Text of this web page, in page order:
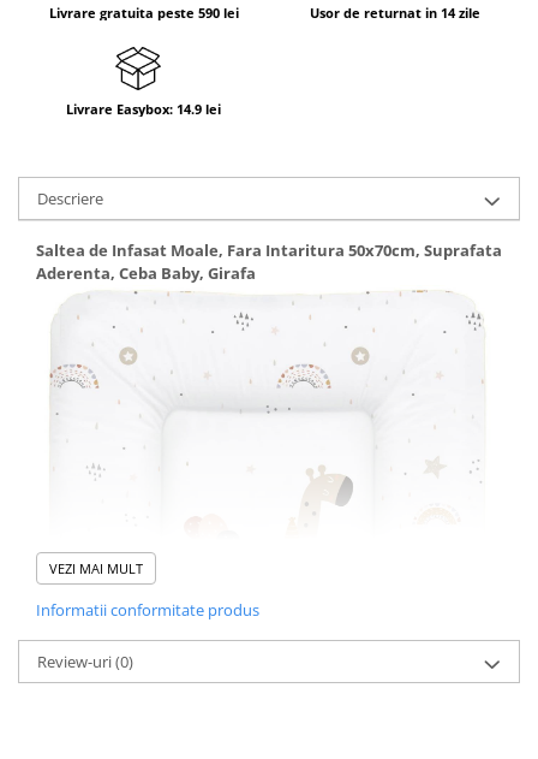
Livrare gratuita peste 590 lei Usor de returnat in 14 zile
Livrare Easybox: 14.9 lei
Descriere
Saltea de Infasat Moale, Fara Intaritura 50x70cm, Suprafata
Aderenta, Ceba Baby, Girafa
VEZI MAI MULT
Informatii conformitate produs
Review-uri(0)